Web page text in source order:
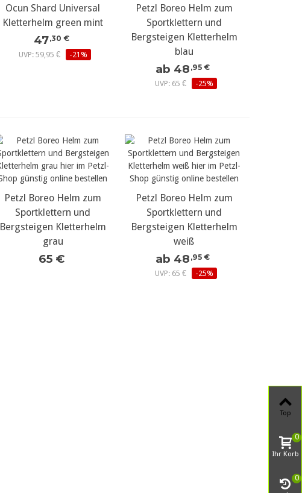
mehr Details...
Ocun Shard Universal
Kletterhelm green mint
47,30 €
UVP: 59,95 €
-21%
mehr Details...
Petzl Boreo Helm zum
Sportklettern und
Bergsteigen Kletterhelm
blau
ab 48 ,95 €
UVP: 65 €
-25%
mehr Details...
Petzl Boreo Helm zum
Sportklettern und
Bergsteigen Kletterhelm
grau
65 €
mehr Details...
Petzl Boreo Helm zum
Sportklettern und
Bergsteigen Kletterhelm
weiß
ab 48 ,95 €
UVP: 65 €
-25%
Top
Ihr Korb
0
0